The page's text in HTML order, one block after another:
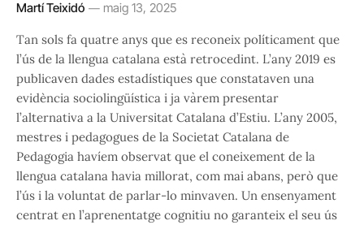
Martí Teixidó maig 13, 2025
Tan sols fa quatre anys que es reconeix políticament que
l’ús de la llengua catalana està retrocedint. L’any 2019 es
publicaven dades estadístiques que constataven una
evidència sociolingüística i ja vàrem presentar
l’alternativa a la Universitat Catalana d’Estiu. L’any 2005,
mestres i pedagogues de la Societat Catalana de
Pedagogia havíem observat que el coneixement de la
llengua catalana havia millorat, com mai abans, però que
l’ús i la voluntat de parlar-lo minvaven. Un ensenyament
centrat en l’aprenentatge cognitiu no garanteix el seu ús